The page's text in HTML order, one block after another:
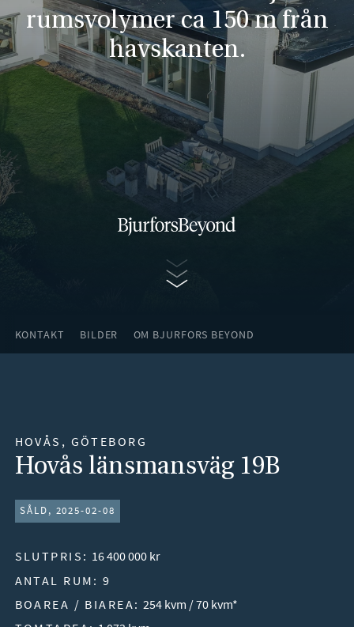
rumsvolymer ca 150 m från
havskanten.
KONTAKT BILDER OM BJURFORS BEYOND
HOVÅS, GÖTEBORG
Hovås länsmansväg 19B
SÅLD, 2025-02-08
SLUTPRIS: 16 400 000 kr
ANTAL RUM: 9
BOAREA / BIAREA: 254 kvm / 70 kvm*